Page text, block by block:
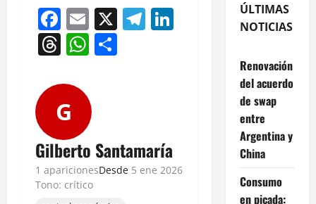
Facebook
Email
X Telegram
LinkedIn
Threads
WhatsApp
G
Gilberto Santamaría
1 aparicionesDesde 5 ene 2026
Tono: crítico
ÚLTIMAS
NOTICIAS
Renovación
del acuerdo
de swap
entre
Argentina y
China
Consumo
en picada: